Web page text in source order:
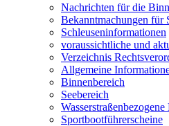
Nachrichten für die
Bekanntmachungen für
Schleuseninformationen
voraussichtliche und
Verzeichnis
Allgemeine
Binnenbereich
Seebereich
Sportbootführerscheine